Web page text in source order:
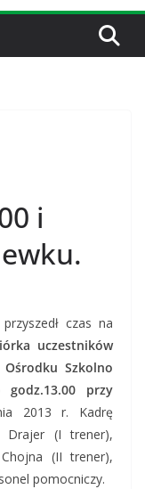
i
czas na
uczestników
Szkolno
godz.13.00 przy
2013 r. Kadrę
Drajer (I trener),
(II trener),
pomocniczy.